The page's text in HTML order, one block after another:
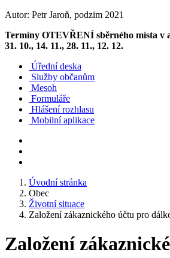
Autor: Petr Jaroň, podzim 2021
Termíny OTEVŘENÍ sběrného místa v
31. 10., 14. 11., 28. 11., 12. 12.
Úřední deska
Služby občanům
Mesoh
Formuláře
Hlášení rozhlasu
Mobilní aplikace
Úvodní stránka
Obec
Životní situace
Založení zákaznického účtu pro
Založení